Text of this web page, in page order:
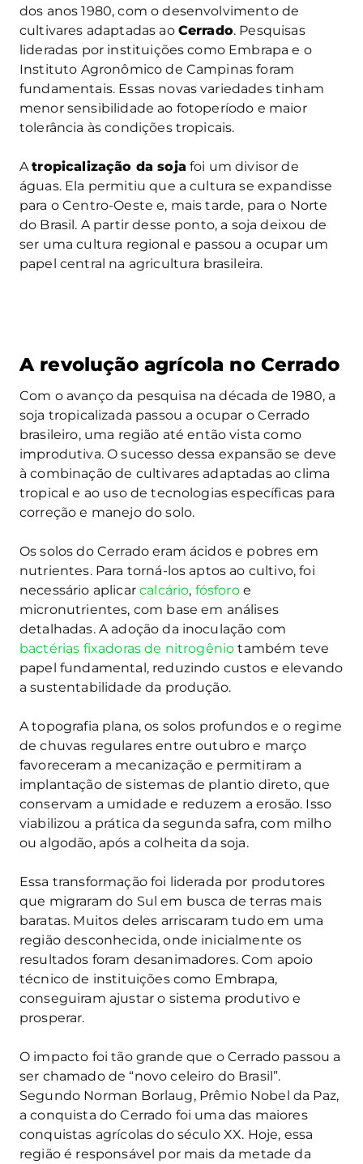
dos anos 1980, com o desenvolvimento de
cultivares adaptadas ao Cerrado. Pesquisas
lideradas por instituições como Embrapa e o
Instituto Agronômico de Campinas foram
fundamentais. Essas novas variedades tinham
menor sensibilidade ao fotoperíodo e maior
tolerância às condições tropicais.
Atropicalização da sojafoi um divisor de
águas. Ela permitiu que a cultura se expandisse
para o Centro-Oeste e, mais tarde, para o Norte
do Brasil. A partir desse ponto, a soja deixou de
ser uma cultura regional e passou a ocupar um
papel central na agricultura brasileira.
A revolução agrícola no Cerrado
Com o avanço da pesquisa na década de 1980, a
soja tropicalizada passou a ocupar o Cerrado
brasileiro, uma região até então vista como
improdutiva. O sucesso dessa expansão se deve
à combinação de cultivares adaptadas ao clima
tropical e ao uso de tecnologias específicas para
correção e manejo do solo.
Os solos do Cerrado eram ácidos e pobres em
nutrientes. Para torná-los aptos ao cultivo, foi
necessário aplicarcalcário, fósforoe
micronutrientes, com base em análises
detalhadas. A adoção da inoculação com
bactérias fixadoras de nitrogênio também teve
papel fundamental, reduzindo custos e elevando
a sustentabilidade da produção.
A topografia plana, os solos profundos e o regime
de chuvas regulares entre outubro e março
favoreceram a mecanização e permitiram a
implantação de sistemas de plantio direto, que
conservam a umidade e reduzem a erosão. Isso
viabilizou a prática da segunda safra, com milho
ou algodão, após a colheita da soja.
Essa transformação foi liderada por produtores
que migraram do Sul em busca de terras mais
baratas. Muitos deles arriscaram tudo em uma
região desconhecida, onde inicialmente os
resultados foram desanimadores. Com apoio
técnico de instituições como Embrapa,
conseguiram ajustar o sistema produtivo e
prosperar.
O impacto foi tão grande que o Cerrado passou a
ser chamado de “novo celeiro do Brasil”.
Segundo Norman Borlaug, Prêmio Nobel da Paz,
a conquista do Cerrado foi uma das maiores
conquistas agrícolas do século XX. Hoje, essa
região é responsável por mais da metade da